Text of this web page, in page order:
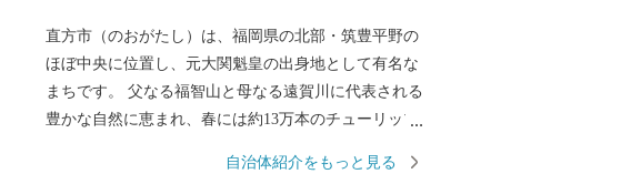
直方市（のおがたし）は、福岡県の北部・筑豊平野の
ほぼ中央に位置し、元大関魁皇の出身地として有名な
まちです。 父なる福智山と母なる遠賀川に代表される
豊かな自然に恵まれ、春には約13万本のチューリップ
して、明治以降は石炭業や鉄工業で筑豊炭田の中心都
自治体紹介をもっと見る